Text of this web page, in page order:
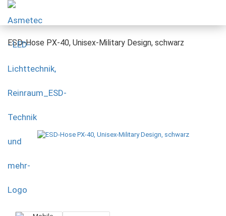
ESD-Hose PX-40, Unisex-Military Design, schwarz